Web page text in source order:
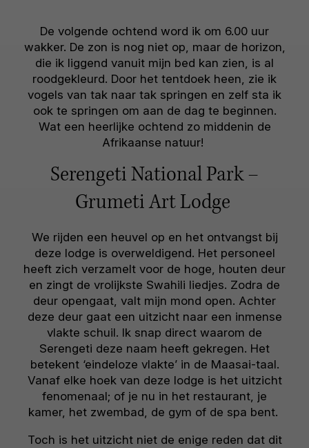
De volgende ochtend word ik om 6.00 uur
wakker. De zon is nog niet op, maar de horizon,
die ik liggend vanuit mijn bed kan zien, is al
roodgekleurd. Door het tentdoek heen, zie ik
vogels van tak naar tak springen en zelf sta ik
ook te springen om aan de dag te beginnen.
Wat een heerlijke ochtend zo middenin de
Afrikaanse natuur!
Serengeti National Park –
Grumeti Art Lodge
We rijden een heuvel op en het ontvangst bij
deze lodge is overweldigend. Het personeel
heeft zich verzamelt voor de hoge, houten deur
en zingt de vrolijkste Swahili liedjes. Zodra de
deur opengaat, valt mijn mond open. Achter
deze deur gaat een uitzicht naar een inmense
vlakte schuil. Ik snap direct waarom de
Serengeti deze naam heeft gekregen. Het
betekent ‘eindeloze vlakte’ in de Maasai-taal.
Vanaf elke hoek van deze lodge is het uitzicht
fenomenaal; of je nu in het restaurant, je
kamer, het zwembad, de gym of de spa bent.
Toch is het uitzicht niet de enige reden dat dit